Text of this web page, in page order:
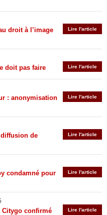
Lire l'article
droit à l’image
Lire l'article
doit pas faire
Lire l'article
: anonymisation
Lire l'article
de
Lire l'article
condamné pour
Lire l'article
Citygo confirmé